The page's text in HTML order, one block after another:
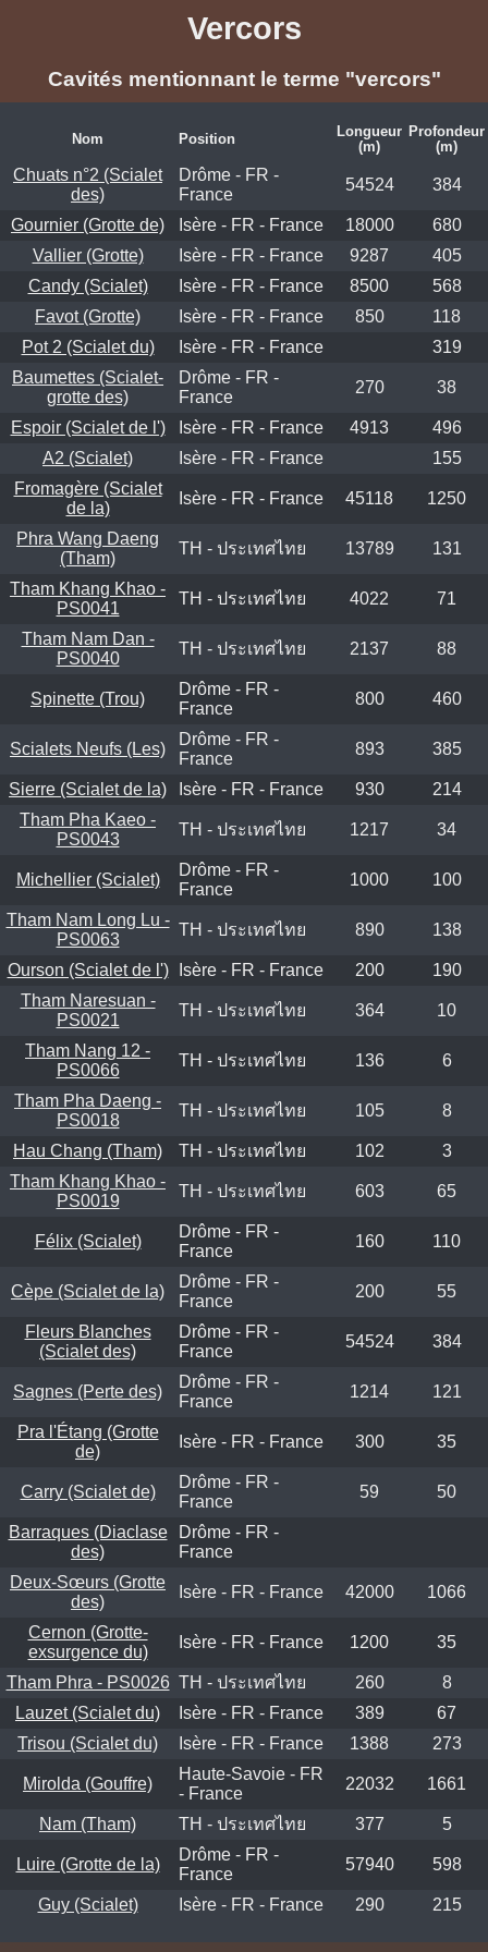
Vercors
Cavités mentionnant le terme "vercors"
Nom Position
Longueur
(m)
Profondeur
(m)
Chuats n°2 (Scialet
des)
Drôme - FR -
France
54524 384
Gournier (Grotte de) Isère - FR - France 18000
680
Vallier (Grotte)
Isère - FR - France 9287
405
Candy (Scialet)
Isère - FR - France 8500
568
Favot (Grotte)
Isère - FR - France 850
118
Pot 2 (Scialet du)
Isère - FR - France
319
Baumettes (Scialet-
grotte des)
Drôme - FR -
France
270 38
Espoir (Scialet de l') Isère - FR - France 4913
496
A2 (Scialet)
Isère - FR - France
155
Fromagère (Scialet
de la)
Isère - FR - France 45118 1250
Phra Wang Daeng
(Tham)
TH - ประเทศไทย 13789 131
Tham Khang Khao -
PS0041
TH - ประเทศไทย 4022 71
Tham Nam Dan -
PS0040
TH - ประเทศไทย 2137 88
Spinette (Trou)
Drôme - FR -
France
800 460
Scialets Neufs (Les)
Drôme - FR -
France
893 385
Sierre (Scialet de la) Isère - FR - France 930
214
Tham Pha Kaeo -
PS0043
TH - ประเทศไทย 1217 34
Michellier (Scialet)
Drôme - FR -
France
1000 100
Tham Nam Long Lu -
PS0063
TH - ประเทศไทย 890 138
Ourson (Scialet de l') Isère - FR - France 200
190
Tham Naresuan -
PS0021
TH - ประเทศไทย 364 10
Tham Nang 12 -
PS0066
TH - ประเทศไทย 136 6
Tham Pha Daeng -
PS0018
TH - ประเทศไทย 105 8
Hau Chang (Tham) TH - ประเทศไทย 102
3
Tham Khang Khao -
PS0019
TH - ประเทศไทย 603 65
Félix (Scialet)
Drôme - FR -
France
160 110
Cèpe (Scialet de la)
Drôme - FR -
France
200 55
Fleurs Blanches
(Scialet des)
Drôme - FR -
France
54524 384
Sagnes (Perte des)
Drôme - FR -
France
1214 121
Pra l'Étang (Grotte
de)
Isère - FR - France 300 35
Carry (Scialet de)
Drôme - FR -
France
59 50
Barraques (Diaclase
des)
Drôme - FR -
France
Deux-Sœurs (Grotte
des)
Isère - FR - France 42000 1066
Cernon (Grotte-
exsurgence du)
Isère - FR - France 1200 35
Tham Phra - PS0026 TH - ประเทศไทย 260
8
Lauzet (Scialet du)
Isère - FR - France 389
67
Trisou (Scialet du)
Isère - FR - France 1388 273
Mirolda (Gouffre)
Haute-Savoie - FR
- France
22032 1661
Nam (Tham) TH - ประเทศไทย 377 5
Luire (Grotte de la)
Drôme - FR -
France
57940 598
Guy (Scialet) Isère - FR - France 290 215